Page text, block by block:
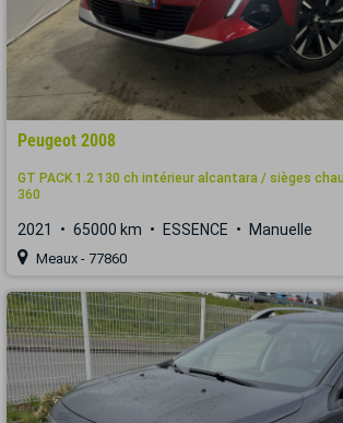
Peugeot 2008
GT PACK 1.2 130 ch intérieur alcantara / sièges
360
2021 65000 km ESSENCE Manuelle
Meaux - 77860